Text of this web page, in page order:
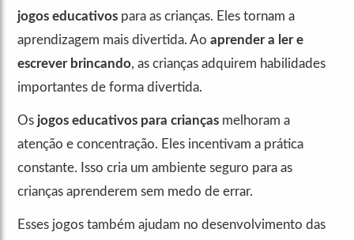
jogos educativos para as crianças. Eles tornam a
aprendizagem mais divertida. Ao aprender a ler e
escrever brincando, as crianças adquirem habilidades
importantes de forma divertida.
Os jogos educativos para crianças melhoram a
atenção e concentração. Eles incentivam a prática
constante. Isso cria um ambiente seguro para as
crianças aprenderem sem medo de errar.
Esses jogos também ajudam no desenvolvimento das